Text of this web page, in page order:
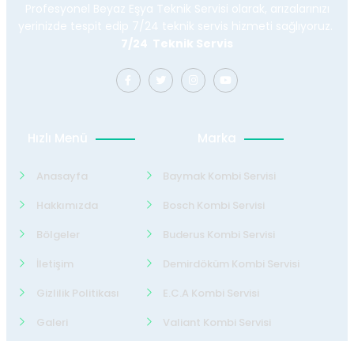
Profesyonel Beyaz Eşya Teknik Servisi olarak, arızalarınızı
yerinizde tespit edip 7/24 teknik servis hizmeti sağlıyoruz.
7/24 Teknik Servis
Hızlı Menü
Anasayfa
Hakkımızda
Bölgeler
İletişim
Gizlilik Politikası
Galeri
Marka
Baymak Kombi Servisi
Bosch Kombi Servisi
Buderus Kombi Servisi
Demirdöküm Kombi Servisi
E.C.A Kombi Servisi
Valiant Kombi Servisi